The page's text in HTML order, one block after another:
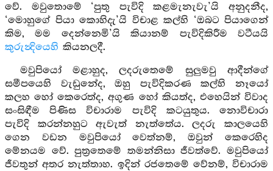
වේ. මවුතොමේ ‘පුතු පැවිදි කළමැනැවැ’යි අනුදනීද,
‘මොහුගේ පියා කොහිදැ’යි විචාළ කල්හි ‘ඔබට පියාගෙන්
කිම, මම දෙන්නෙමි’යි කියානම් පැවිදිකිරීම වටීයයි
කුරුන්‍දියෙහි කියනලදී.
මවුපියෝ මළාහුද, ලදරුතෙමේ සුලුමවු ආදීන්ගේ
සමීපයෙහි වැඩුනේද, ඔහු පැවිදිකරණ කල්හි නෑයෝ
කලහ හෝ කෙරෙත්ද, අගුණ හෝ කියත්ද, එහෙයින් විවාද
සංසිඳීම පිණිස විචාරාම පැවිදි කටයුතුය. නොවිචාරා
පැවිදි කරන්නහුට ඇවැත් නැත්තේය. ලදරු කාලයෙහි
ගෙන වඩන මවුපියෝ වෙත්නම්, ඔවුන් කෙරෙහිද
මේනයම වේ. පුත්‍රතෙමේ තමන්නිසා ජීවත්වේ. මවුපියෝ
ජීවතුන් අතර නැත්තාහ. ඉදින් රජතෙමේ වේනම්, විචාරාම